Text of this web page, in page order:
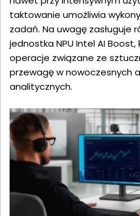
taktowanie umożliwia
zadań. Na uwagę zasługuje
jednostka NPU Intel AI
operacje związane ze
przewagę w nowoczesnych
analitycznych.